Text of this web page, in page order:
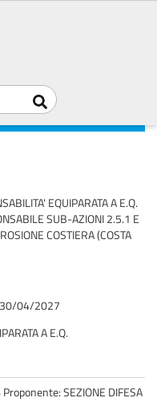
EQUIPARATA A E.Q.
SUB-AZIONI 2.5.1 E
COSTIERA (COSTA
30/04/2027
A E.Q.
SEZIONE DIFESA